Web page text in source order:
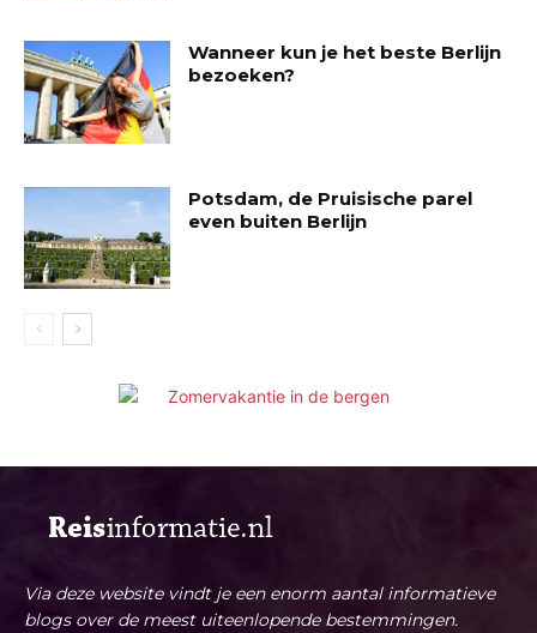
Wanneer kun je het beste Berlijn
bezoeken?
Potsdam, de Pruisische parel
even buiten Berlijn
Via deze website vindt je een enorm aantal informatieve
blogs over de meest uiteenlopende bestemmingen.